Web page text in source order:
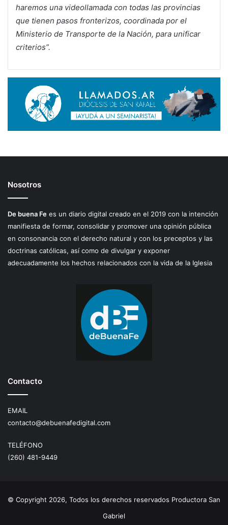
haremos una videollamada con todas las provincias
que tienen pasos fronterizos, coordinada por el
Ministerio de Transporte de la Nación, para unificar
criterios”.
Nosotros
De buena Fe es un diario digital creado en el 2019 con la intención
manifiesta de formar, consolidar y promover una opinión pública
en consonancia con el derecho natural y con los preceptos y las
doctrinas católicas, así como de divulgar y exponer
adecuadamente los hechos relacionados con la vida de la Iglesia
Contacto
EMAIL
contacto@debuenafedigital.com
TELÉFONO
(260) 481-9449
© Copyright 2026, Todos los derechos reservados Productora San
Gabriel